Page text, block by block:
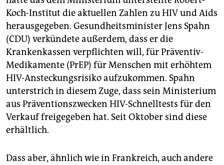
Koch-Institut die aktuellen Zahlen zu HIV und Aids
herausgegeben. Gesundheitsminister Jens Spahn
(CDU) verkündete außerdem, dass er die
Krankenkassen verpflichten will, für Präventiv-
Medikamente (PrEP) für Menschen mit erhöhtem
HIV-Ansteckungsrisiko aufzukommen. Spahn
unterstrich in diesem Zuge, dass sein Ministerium
aus Präventionszwecken HIV-Schnelltests für den
Verkauf freigegeben hat. Seit Oktober sind diese
erhältlich.
Dass aber, ähnlich wie in Frankreich, auch andere